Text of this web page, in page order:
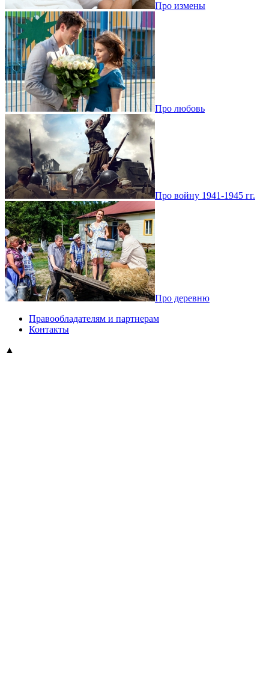
Про измены
Про любовь
Про войну 1941-1945 гг.
Про деревню
Правообладателям и партнерам
Контакты
▲